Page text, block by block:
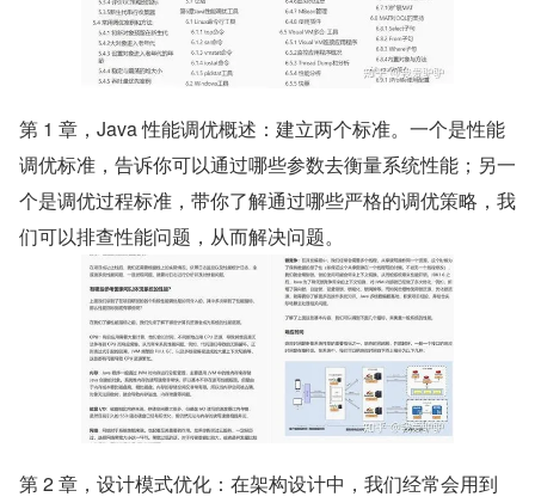
第 1 章，Java 性能调优概述：建立两个标准。一个是性能
调优标准，告诉你可以通过哪些参数去衡量系统性能；另一
个是调优过程标准，带你了解通过哪些严格的调优策略，我
们可以排查性能问题，从而解决问题。
第 2 章，设计模式优化：在架构设计中，我们经常会用到